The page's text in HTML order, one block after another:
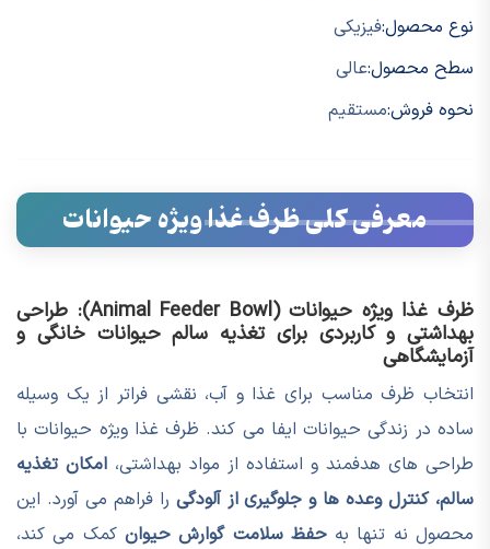
نوع محصول:فیزیکی
سطح محصول:عالی
نحوه فروش:مستقیم
معرفی کلی ظرف غذا ویژه حیوانات
ظرف غذا ویژه حیوانات (Animal Feeder Bowl): طراحی
بهداشتی و کاربردی برای تغذیه سالم حیوانات خانگی و
آزمایشگاهی
انتخاب ظرف مناسب برای غذا و آب، نقشی فراتر از یک وسیله
ساده در زندگی حیوانات ایفا می کند. ظرف غذا ویژه حیوانات با
طراحی های هدفمند و استفاده از مواد بهداشتی، امکان تغذیه
سالم، کنترل وعده ها و جلوگیری از آلودگی را فراهم می آورد. این
محصول نه تنها بهحفظ سلامت گوارش حیوان کمک می کند،